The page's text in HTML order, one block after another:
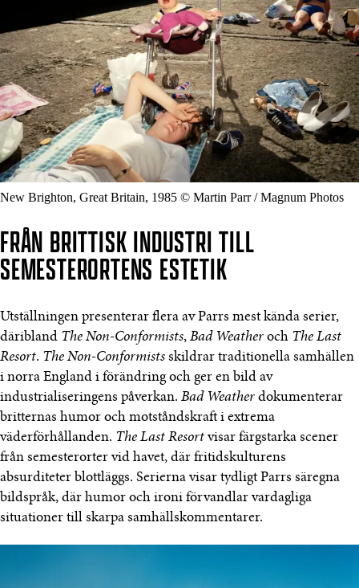
New Brighton, Great Britain, 1985 © Martin Parr / Magnum Photos
FRÅN BRITTISK INDUSTRI TILL
SEMESTERORTENS ESTETIK
Utställningen presenterar flera av Parrs mest kända serier,
däribland The Non-Conformists, Bad Weather och The Last
Resort. The Non-Conformists skildrar traditionella samhällen
i norra England i förändring och ger en bild av
industrialiseringens påverkan. Bad Weather dokumenterar
britternas humor och motståndskraft i extrema
väderförhållanden. The Last Resort visar färgstarka scener
från semesterorter vid havet, där fritidskulturens
absurditeter blottläggs. Serierna visar tydligt Parrs säregna
bildspråk, där humor och ironi förvandlar vardagliga
situationer till skarpa samhällskommentarer.